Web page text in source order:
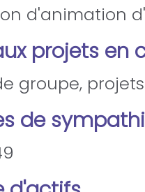
d'animation
projets en
groupe,
de